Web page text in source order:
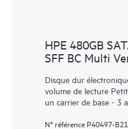
HPE 480GB
SFF BC Multi
Disque dur
volume de lecture
un carrier de base - 3
N° référence P40497-B21